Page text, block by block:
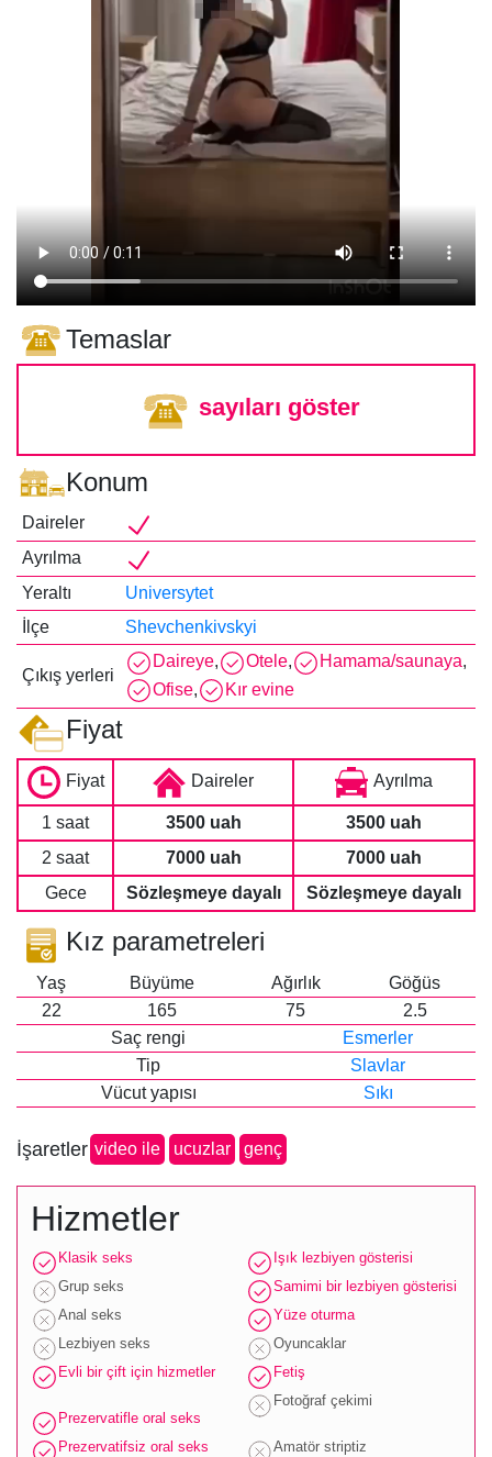
Temaslar
sayıları göster
Konum
Daireler
Ayrılma
Yeraltı
Universytet
İlçe
Shevchenkivskyi
Çıkış yerleri
Daireye, Otele, Hamama/saunaya,
Ofise, Kır evine
Fiyat
Fiyat Daireler Ayrılma
1 saat 3500 uah
3500 uah
2 saat
7000 uah
7000 uah
Gece
Sözleşmeye dayalı Sözleşmeye dayalı
Kız parametreleri
Yaş Büyüme Ağırlık
Göğüs
22
165 75
2.5
Saç rengi
Esmerler
Tip
Slavlar
Vücut yapısı
Sıkı
İşaretler video ile ucuzlar genç
Hizmetler
Klasik seks
Grup seks
Anal seks
Lezbiyen seks
Evli bir çift için hizmetler
Prezervatifle oral seks
Prezervatifsiz oral seks
Işık lezbiyen gösterisi
Samimi bir lezbiyen gösterisi
Yüze oturma
Oyuncaklar
Fetiş
Fotoğraf çekimi
Amatör striptiz